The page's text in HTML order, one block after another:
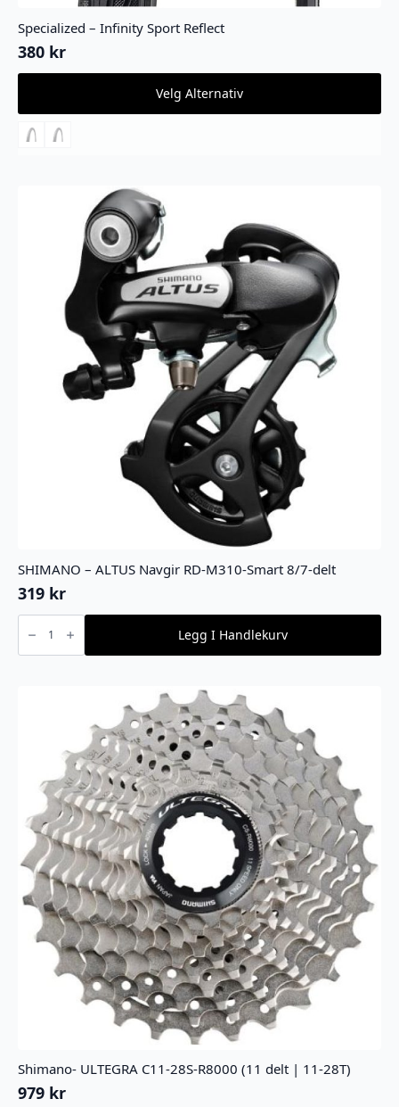
Specialized – Infinity Sport Reflect
380 kr
Velg Alternativ
Dette
har
flere
produktsiden
SHIMANO – ALTUS Navgir RD-M310-Smart 8/7-delt
319 kr
SHIMANO
ALTUS
Navgir
Legg I Handlekurv
Shimano- ULTEGRA C11-28S-R8000 (11 delt | 11-28T)
979 kr